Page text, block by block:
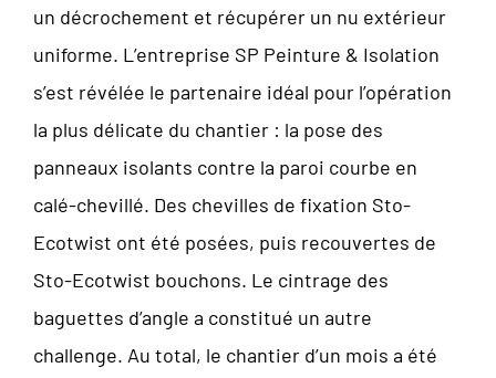
un décrochement et récupérer un nu extérieur
uniforme. L’entreprise SP Peinture & Isolation
s’est révélée le partenaire idéal pour l’opération
la plus délicate du chantier : la pose des
panneaux isolants contre la paroi courbe en
calé-chevillé. Des chevilles de fixation Sto-
Ecotwist ont été posées, puis recouvertes de
Sto-Ecotwist bouchons. Le cintrage des
baguettes d’angle a constitué un autre
challenge. Au total, le chantier d’un mois a été